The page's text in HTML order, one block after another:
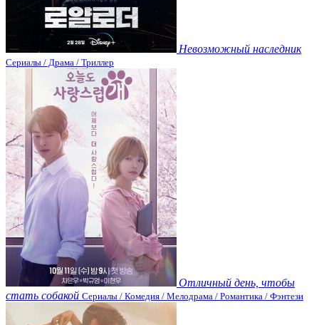
Невозможный наследник
Сериалы / Драма / Триллер
Отличный день, чтобы
стать собакой Сериалы / Комедия / Мелодрама / Романтика / Фэнтези